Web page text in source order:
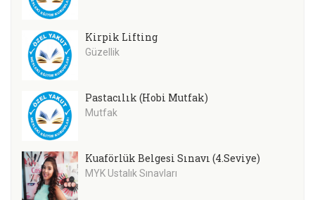
Kirpik Lifting
Güzellik
Pastacılık (Hobi Mutfak)
Mutfak
Kuaförlük Belgesi Sınavı (4.Seviye)
MYK Ustalık Sınavları